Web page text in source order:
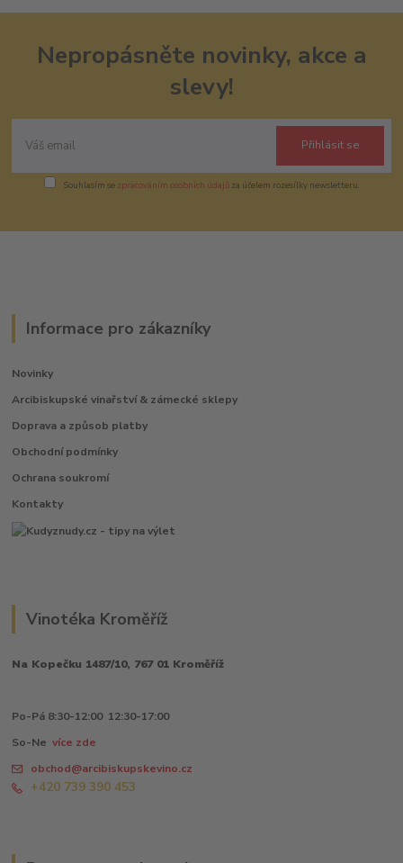
Nepropásněte novinky, akce a
slevy!
Přihlásit se
Souhlasím se zpracováním osobních údajůza účelem rozesílky newsletteru.
Informace pro zákazníky
Novinky
Arcibiskupské vinařství & zámecké sklepy
Doprava a způsob platby
Obchodní podmínky
Ochrana soukromí
Kontakty
Vinotéka Kroměříž
Na Kopečku 1487/10, 767 01 Kroměříž
Po-Pá 8:30-12:00 12:30-17:00
So-Nevíce zde
obchod@arcibiskupskevino.cz
+420 739 390 453